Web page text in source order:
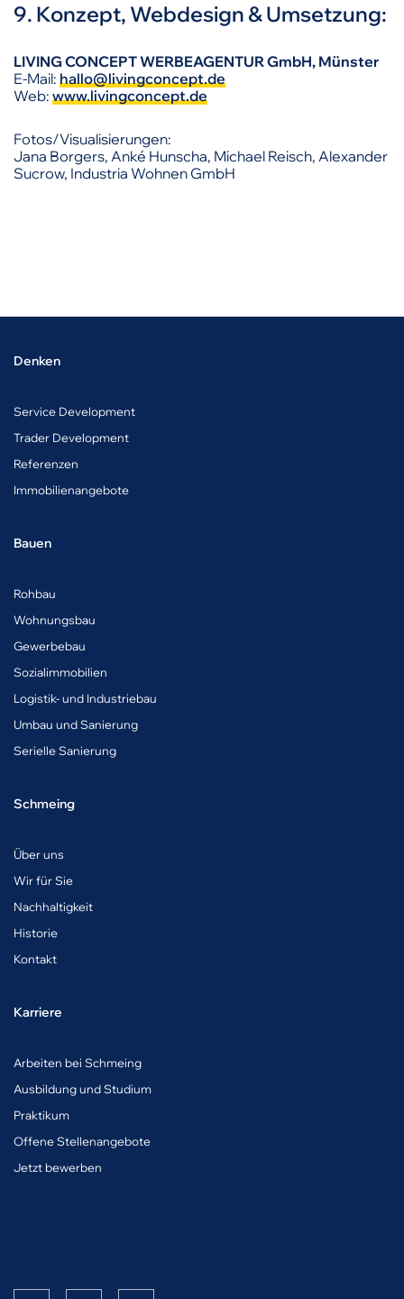
9. Konzept, Webdesign & Umsetzung:
LIVING CONCEPT WERBEAGENTUR GmbH, Münster
E-Mail: hallo@livingconcept.de
Web: www.livingconcept.de
Fotos/Visualisierungen:
Jana Borgers, Anké Hunscha, Michael Reisch, Alexander
Sucrow, Industria Wohnen GmbH
Denken
Service Development
Trader Development
Referenzen
Immobilienangebote
Bauen
Rohbau
Wohnungsbau
Gewerbebau
Sozialimmobilien
Logistik- und Industriebau
Umbau und Sanierung
Serielle Sanierung
Schmeing
Über uns
Wir für Sie
Nachhaltigkeit
Historie
Kontakt
Karriere
Arbeiten bei Schmeing
Ausbildung und Studium
Praktikum
Offene Stellenangebote
Jetzt bewerben